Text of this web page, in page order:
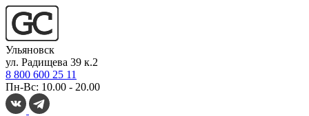
Ульяновск
ул. Радищева 39 к.2
8 800 600 25 11
Пн-Вс: 10.00 - 20.00